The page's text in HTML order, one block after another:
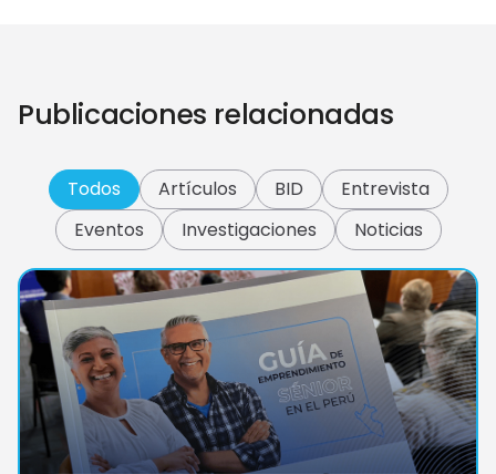
Publicaciones relacionadas
Artículos BID
Entrevista
Eventos
Investigaciones Noticias
Todos